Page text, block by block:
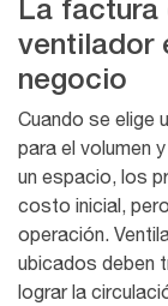
La factura
ventilador
negocio
Cuando se elige
para el volumen
un espacio, los
costo inicial,
operación.
ubicados deben
lograr la